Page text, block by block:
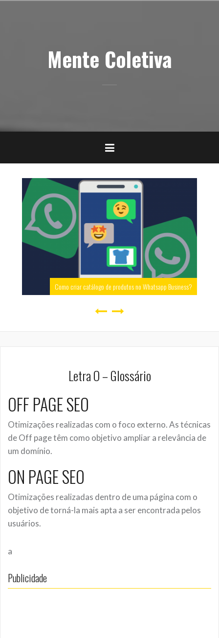
Mente Coletiva
Como criar catálogo de produtos no Whatsapp Business?
Letra O – Glossário
OFF PAGE SEO
Otimizações realizadas com o foco externo. As técnicas
de Off page têm como objetivo ampliar a relevância de
um domínio.
ON PAGE SEO
Otimizações realizadas dentro de uma página com o
objetivo de torná-la mais apta a ser encontrada pelos
usuários.
a
Publicidade